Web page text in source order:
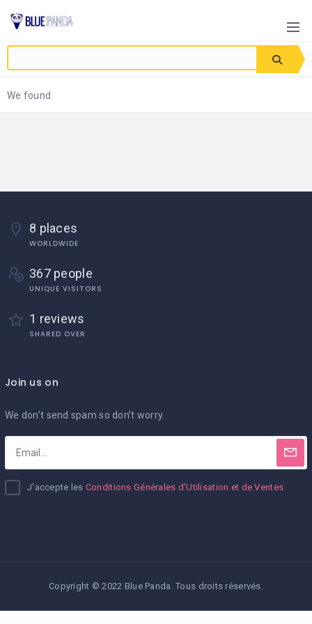
We found
8 places
WORLDWIDE
367 people
UNIQUE VISITORS
1 reviews
SHARED OVER
Join us on
We don’t send spam so don’t worry.
J'accepte les Conditions Générales d'Utilisation et de Ventes
Copyright © 2022 Blue Panda. Tous droits réservés.